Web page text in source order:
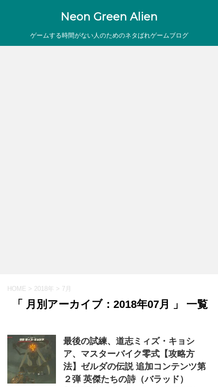
Neon Green Alien
ゲームする時間がない人のためのネタばれゲームブログ
HOME > 2018年 > 7月
「 月別アーカイブ：2018年07月 」 一覧
最後の試練、道志ミィズ・キョシ
ア、マスターバイク零式【攻略方
法】ゼルダの伝説 追加コンテンツ第
２弾 英傑たちの詩（バラッド）